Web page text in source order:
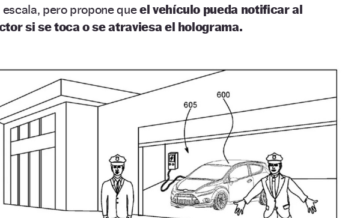
pero propone queel vehículo pueda notificar al
si se toca o se atraviesa el holograma.